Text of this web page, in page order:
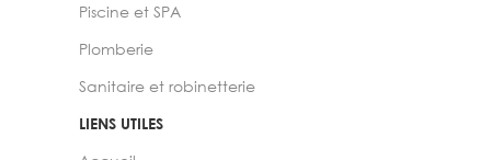
Piscine et SPA
Plomberie
Sanitaire et robinetterie
LIENS UTILES